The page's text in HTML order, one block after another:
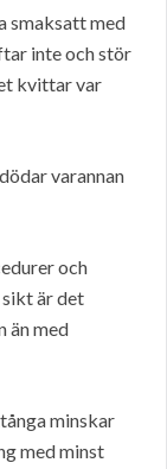
smaksatt med
inte och stör
kvittar var
varannan
och
är det
än med
minskar
med minst